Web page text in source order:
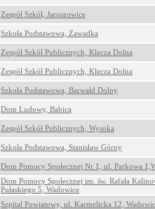
Zespół Szkół, Jaroszowice
Szkoła Podstawowa, Zawadka
Zespół Szkół Publicznych, Klecza Dolna
Zespół Szkół Publicznych, Klecza Dolna
Szkoła Podstawowa, Barwałd Dolny
Dom Ludowy, Babica
Zespół Szkół Publicznych, Wysoka
Szkoła Podstawowa, Stanisław Górny
Dom Pomocy Społecznej Nr 1, ul. Parkowa
Dom Pomocy Społecznej im. św. Rafała
Pułaskiego 5, Wadowice
Szpital Powiatowy, ul. Karmelicka 12,